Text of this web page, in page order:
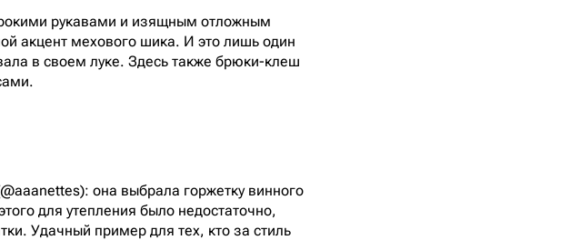
рукавами и изящным отложным
акцент мехового шика. И это лишь один
в своем луке. Здесь также брюки-клеш
она выбрала горжетку винного
для утепления было недостаточно,
Удачный пример для тех, кто за стиль